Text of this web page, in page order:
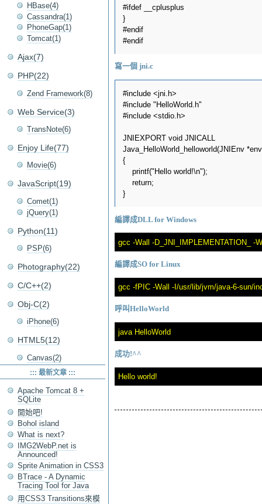
#ifdef __cplusplus
}
#endif
#endif
寫一個 jni.c
#include <jni.h>
#include "HelloWorld.h"
#include <stdio.h>
JNIEXPORT void JNICALL
Java_HelloWorld_helloworld(JNIEnv
{
    printf("Hello world!\n");
    return;
}
編譯成DLL for Windows
編譯成SO for Linux
呼叫HelloWorld
成功!^^
HBase(4)
Cassandra(1)
PhoneGap(1)
Tomcat(1)
Ajax(7)
PHP(22)
Zend Framework(8)
Web Service(3)
TransNote(6)
Enjoy Life(77)
Movie(6)
JavaScript(19)
Comet(1)
jQuery(1)
Python(11)
PSP(6)
Photography(22)
C/C++(2)
Obj-C(2)
iPhone(6)
HTML5(12)
Canvas(2)
::: 最新文章 :::
Apache Tomcat 8 +
SQLite
開始吧!
Bohol island
What is next?
IMG2WebP.net is
Announced!
Sprite Animation in CSS3
BTrace - A Dynamic
Tracing Tool for Java
用CSS3 Transitions來模